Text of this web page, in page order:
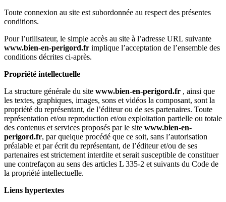
Toute connexion au site est subordonnée au respect des présentes
conditions.
Pour l’utilisateur, le simple accès au site à l’adresse URL suivante
www.bien-en-perigord.fr implique l’acceptation de l’ensemble des
conditions décrites ci-après.
Propriété intellectuelle
La structure générale du site www.bien-en-perigord.fr , ainsi que
les textes, graphiques, images, sons et vidéos la composant, sont la
propriété du représentant, de l’éditeur ou de ses partenaires. Toute
représentation et/ou reproduction et/ou exploitation partielle ou totale
des contenus et services proposés par le site www.bien-en-
perigord.fr, par quelque procédé que ce soit, sans l’autorisation
préalable et par écrit du représentant, de l’éditeur et/ou de ses
partenaires est strictement interdite et serait susceptible de constituer
une contrefaçon au sens des articles L 335-2 et suivants du Code de
la propriété intellectuelle.
Liens hypertextes